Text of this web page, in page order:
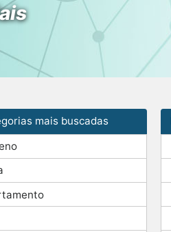
mais buscadas